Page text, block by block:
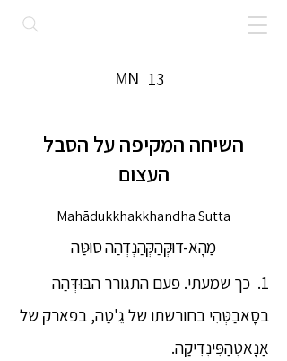
13
MN
השיחה המקיפה על הסבל
העצום
Mahādukkhakkhandha Sutta
מַהָא-דוּקְּהַקְּהַנְדְהַה סוּטַּה
1. כך שמעתי. פעם התגורר הבּוּדְּהַה
בסָאבַטְּהִי בחורשתו של גֵ'טַה, בפארק של
אַנָאטְהַפִּינְדִיקַה.